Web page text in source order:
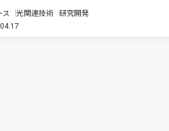
量顕微鏡実験ステーションを分子科学研究所極
光研究施設（UVSOR）で開発した（ニュースリ
ス 光関連技術 研究開発